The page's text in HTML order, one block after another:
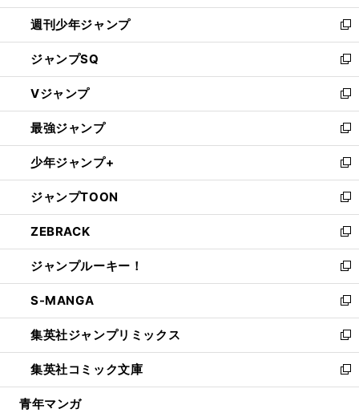
開
く
週刊少年ジャンプ
新
し
い
ウ
ィ
ン
ド
ウ
で
開
く
ジャンプSQ
新
し
い
ウ
ィ
ン
ド
ウ
で
開
く
Vジャンプ
新
し
い
ウ
ィ
ン
ド
ウ
で
開
く
最強ジャンプ
新
し
い
ウ
ィ
ン
ド
ウ
で
開
く
少年ジャンプ+
新
し
い
ウ
ィ
ン
ド
ウ
で
開
く
ジャンプTOON
新
し
い
ウ
ィ
ン
ド
ウ
で
開
く
ZEBRACK
新
し
い
ウ
ィ
ン
ド
ウ
で
開
ジャンプルーキー！
新
し
い
ウ
ィ
ン
ド
ウ
S-MANGA
新
し
い
ウ
ィ
ン
集英社ジャンプリミックス
新
し
い
ウ
集英社コミック文庫
新
し
青年マンガ